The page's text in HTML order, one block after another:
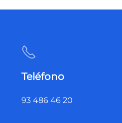
Teléfono
93 486 46 20